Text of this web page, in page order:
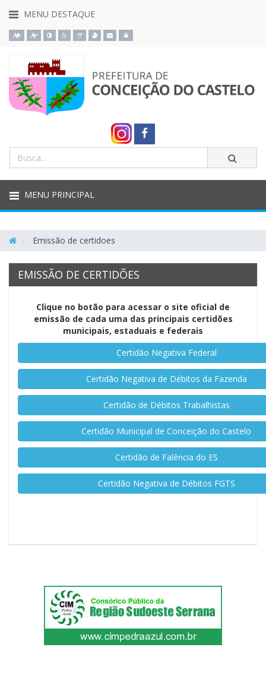
MENU DESTAQUE
Ação para aumentar tamanho da fonte do site
Ação para diminuir tamanho da fonte do site
Ação para aplicar auto contraste no site
Acessar página sobre acessibilidade do site
Acessar página sobre NVDA - Leitor de Tela
Acessar página sobre VLibras - Tradutor de Libras
Acessar Webmail
Acessar Intranet
PREFEITURA
DE
CONCEIÇÃO
DO
CASTELO
ES
-
Link
para
página
inicial
Link
externo
para
Termos
MENU PRINCIPAL
Emissão de certidoes
EMISSÃO DE CERTIDÕES
Clique no botão para acessar o site oficial de
emissão de cada uma das principais certidões
municipais, estaduais e federais
Certidão Negativa Federal
Certidão Negativa de Débitos da Fazenda
Certidão de Débitos Trabalhistas
Certidão Municipal de Conceição do Castelo
Certidão de Falência do ES
Certidão Negativa de Débitos FGTS